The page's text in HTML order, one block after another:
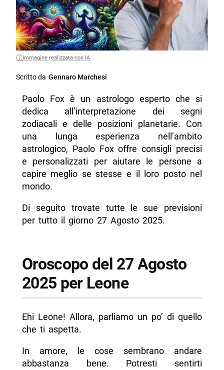
Immagine realizzata con IA
Scritto da Gennaro Marchesi
Paolo Fox è un astrologo esperto che si
dedica all’interpretazione dei segni
zodiacali e delle posizioni planetarie. Con
una lunga esperienza nell’ambito
astrologico, Paolo Fox offre consigli precisi
e personalizzati per aiutare le persone a
capire meglio se stesse e il loro posto nel
mondo.
Di seguito trovate tutte le sue previsioni
per tutto il giorno 27 Agosto 2025.
Oroscopo del 27 Agosto
2025 per Leone
Ehi Leone! Allora, parliamo un po’ di quello
che ti aspetta.
In amore, le cose sembrano andare
abbastanza bene. Potresti sentirti